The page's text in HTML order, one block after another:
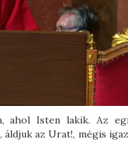
ahol Isten lakik. Az
az Urat!, mégis